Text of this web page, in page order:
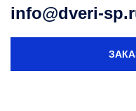
info@dveri-